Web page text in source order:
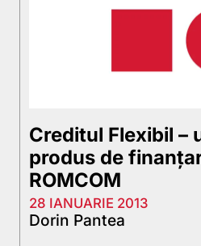
Creditul Flexibil –
produs de
ROMCOM
28 IANUARIE 2013
Dorin Pantea